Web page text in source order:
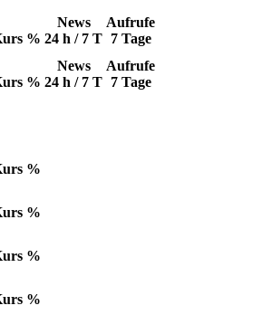
%
News
24 h / 7 T
Aufrufe
7 Tage
%
News
24 h / 7 T
Aufrufe
7 Tage
%
%
%
%